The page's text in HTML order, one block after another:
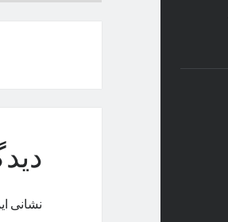
نشانی